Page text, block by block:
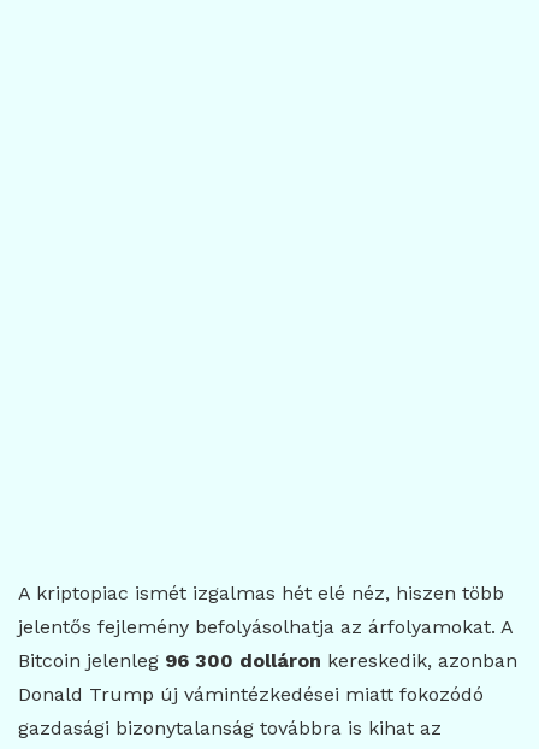
A kriptopiac ismét izgalmas hét elé néz, hiszen több
jelentős fejlemény befolyásolhatja az árfolyamokat. A
Bitcoin jelenleg 96 300 dolláron kereskedik, azonban
Donald Trump új vámintézkedései miatt fokozódó
gazdasági bizonytalanság továbbra is kihat az